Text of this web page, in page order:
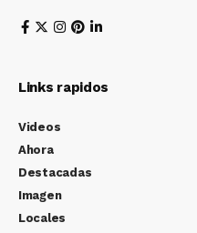
Links rapidos
Videos
Ahora
Destacadas
Imagen
Locales